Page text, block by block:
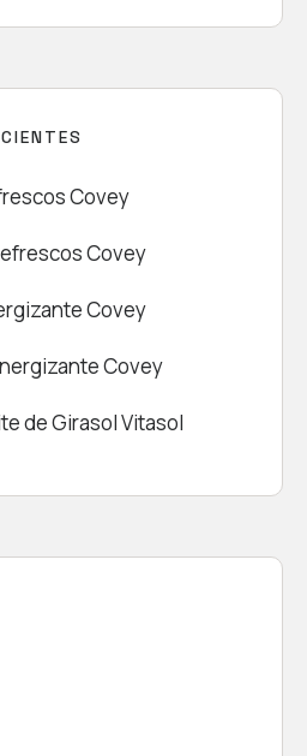
Covey
Covey
Covey
Covey
de Girasol Vitasol